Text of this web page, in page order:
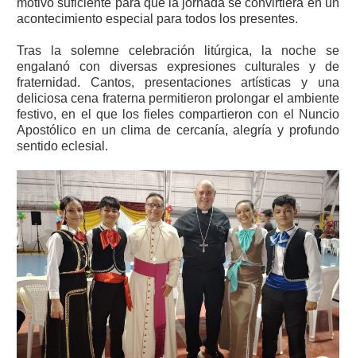
motivo suficiente para que la jornada se convirtiera en un
acontecimiento especial para todos los presentes.
Tras la solemne celebración litúrgica, la noche se
engalanó con diversas expresiones culturales y de
fraternidad. Cantos, presentaciones artísticas y una
deliciosa cena fraterna permitieron prolongar el ambiente
festivo, en el que los fieles compartieron con el Nuncio
Apostólico en un clima de cercanía, alegría y profundo
sentido eclesial.